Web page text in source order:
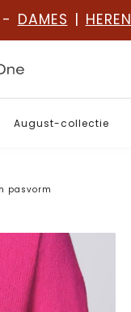
- DAMES | HEREN
August-collectie
pasvorm